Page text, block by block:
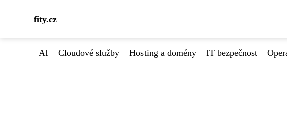
fity.cz
AI Cloudové služby Hosting a domény IT bezpečnost